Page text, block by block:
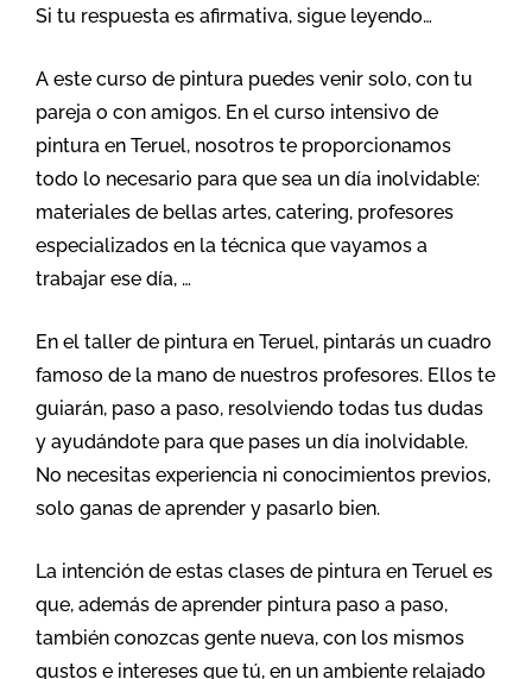
Si tu respuesta es afirmativa, sigue leyendo…
A este curso de pintura puedes venir solo, con tu
pareja o con amigos. En el curso intensivo de
pintura en Teruel, nosotros te proporcionamos
todo lo necesario para que sea un día inolvidable:
materiales de bellas artes, catering, profesores
especializados en la técnica que vayamos a
trabajar ese día, …
En el taller de pintura en Teruel, pintarás un cuadro
famoso de la mano de nuestros profesores. Ellos te
guiarán, paso a paso, resolviendo todas tus dudas
y ayudándote para que pases un día inolvidable.
No necesitas experiencia ni conocimientos previos,
solo ganas de aprender y pasarlo bien.
La intención de estas clases de pintura en Teruel es
que, además de aprender pintura paso a paso,
también conozcas gente nueva, con los mismos
gustos e intereses que tú, en un ambiente relajado